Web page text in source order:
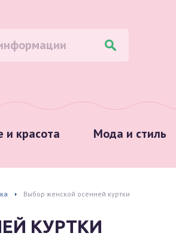
и красота Мода и стиль
Выбор женской осенней куртки
КУРТКИ